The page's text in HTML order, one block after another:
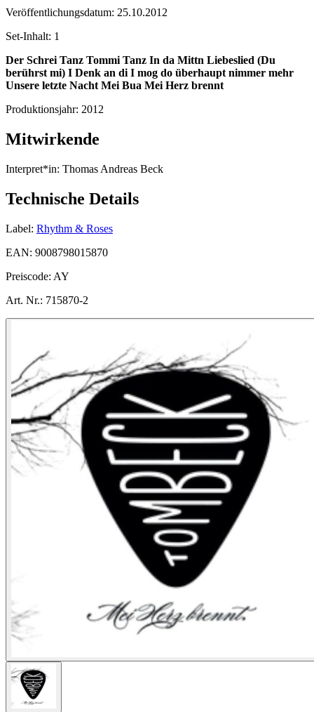
Veröffentlichungsdatum: 25.10.2012
Set-Inhalt: 1
Der Schrei Tanz Tommi Tanz In da Mittn Liebeslied (Du
berührst mi) I Denk an di I mog do überhaupt nimmer mehr
Unsere letzte Nacht Mei Bua Mei Herz brennt
Produktionsjahr: 2012
Mitwirkende
Interpret*in: Thomas Andreas Beck
Technische Details
Label: Rhythm & Roses
EAN: 9008798015870
Preiscode: AY
Art. Nr.: 715870-2